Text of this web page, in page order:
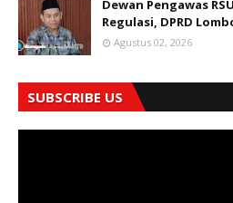
Dewan Pengawas
Regulasi, DPRD
Agustus 02, 2026
SUBSCRIBE US